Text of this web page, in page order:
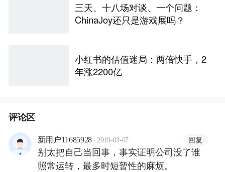
三天、十八场对谈、一个问题：
ChinaJoy还只是游戏展吗？
小红书的估值迷局：两倍快手，2
年涨2200亿
评论区
新用户11685928 · 2019-03-07 回复
别太把自己当回事，事实证明公司没了谁
照常运转，最多时短暂性的麻烦。